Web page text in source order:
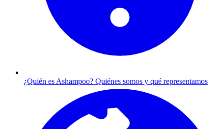
¿Quién es Ashampoo? Quiénes somos y qué representamos